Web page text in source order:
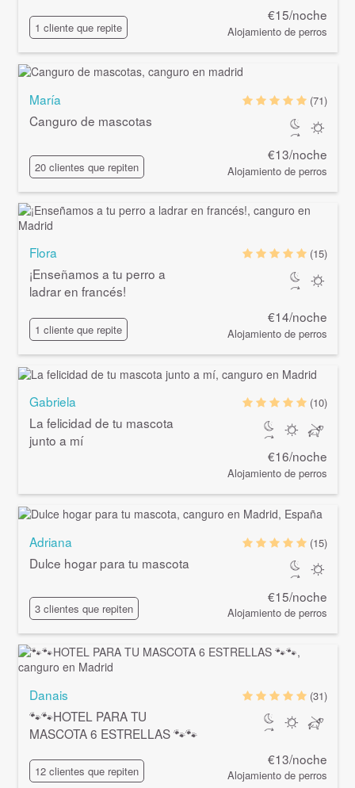
1 cliente que repite
€15/noche
Alojamiento de perros
María
Canguro de mascotas
20 clientes que repiten
(71)
€13/noche
Alojamiento de perros
Flora
¡Enseñamos a tu perro a
ladrar en francés!
1 cliente que repite
(15)
€14/noche
Alojamiento de perros
Gabriela
La felicidad de tu mascota
junto a mí
(10)
€16/noche
Alojamiento de perros
Adriana
Dulce hogar para tu mascota
3 clientes que repiten
(15)
€15/noche
Alojamiento de perros
Danais
🐾🐾HOTEL PARA TU
MASCOTA 6 ESTRELLAS 🐾🐾
12 clientes que repiten
(31)
€13/noche
Alojamiento de perros